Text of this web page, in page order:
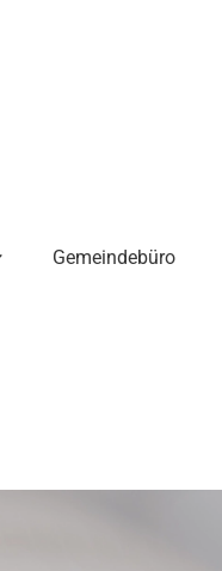
Gemeindebüro